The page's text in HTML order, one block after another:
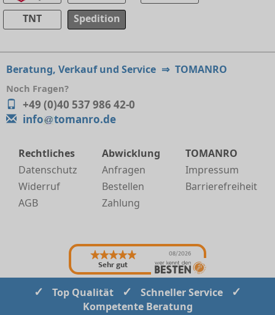
TNT
Spedition
Beratung, Verkauf und Service ⇒ TOMANRO
Noch Fragen?
+49 (0)40 537 986 42-0
info
tomanro.de
Rechtliches
Datenschutz
Widerruf
AGB
Abwicklung
Anfragen
Bestellen
Zahlung
TOMANRO
Impressum
Barrierefreiheit
Sehr gut
08/2026
✓ Top Qualität ✓ Schneller Service ✓
Kompetente Beratung